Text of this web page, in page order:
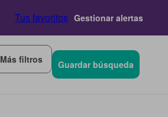
Tus favoritos Gestionar alertas
Más filtros Guardar búsqueda